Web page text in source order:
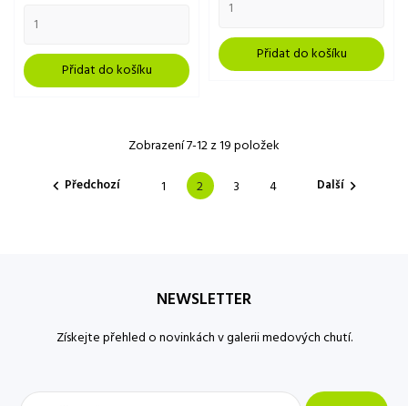
Přidat do košíku
Přidat do košíku
Zobrazení 7-12 z 19 položek
 Předchozí 1 2 3 4 Další
NEWSLETTER
Získejte přehled o novinkách v galerii medových chutí.